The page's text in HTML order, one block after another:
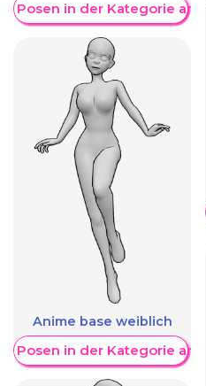
Posen in der Kategorie
Anime base weiblich
Posen in der Kategorie